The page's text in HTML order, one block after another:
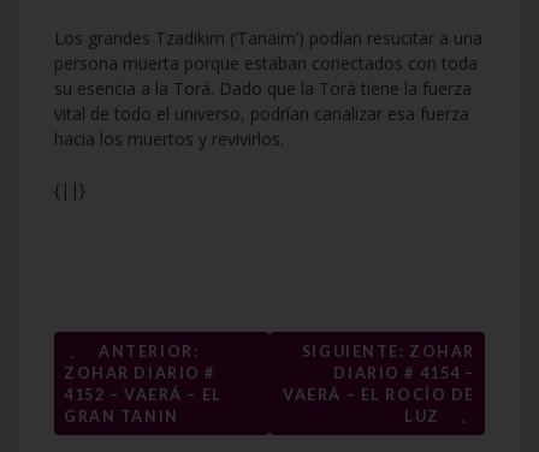
Los grandes Tzadikim (‘Tanaim’) podían resucitar a una
persona muerta porque estaban conectados con toda
su esencia a la Torá. Dado que la Torá tiene la fuerza
vital de todo el universo, podrían canalizar esa fuerza
hacia los muertos y revivirlos.
{||}
Navegación
de
entradas
←
ANTERIOR:
ZOHAR DIARIO #
4152 – VAERÁ – EL
GRAN TANIN
SIGUIENTE: ZOHAR
DIARIO # 4154 –
VAERÁ – EL ROCÍO DE
LUZ
→